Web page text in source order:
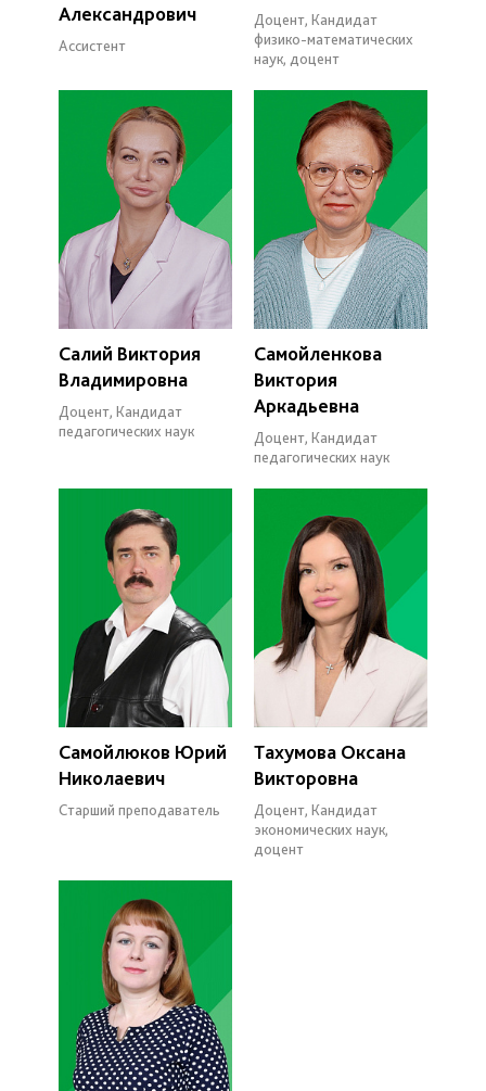
Александрович
Ассистент
Доцент, Кандидат
физико-математических
наук, доцент
Салий Виктория
Владимировна
Доцент, Кандидат
педагогических наук
Самойленкова
Виктория
Аркадьевна
Доцент, Кандидат
педагогических наук
Самойлюков Юрий
Николаевич
Старший преподаватель
Тахумова Оксана
Викторовна
Доцент, Кандидат
экономических наук,
доцент